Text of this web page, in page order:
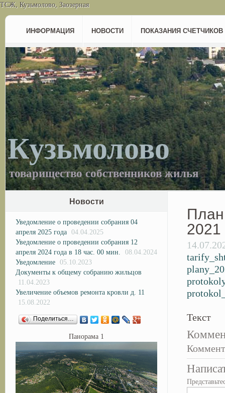
ТСЖ, Кузьмолово, Заозерная
ИНФОРМАЦИЯ НОВОСТИ ПОКАЗАНИЯ СЧЕТЧИКОВ
Кузьмолово
товарищество собственников жилья
2021
Текст
Новости
Уведомление о проведении собрания 04
апреля 2025 года 04.04.2025
Уведомление о проведении собрания 12
апреля 2024 года в 18 час. 00 мин.
08.04.2024
Уведомление 05.10.2023
Документы к общему собранию жильцов
11.04.2023
Увеличение объемов ремонта кровли д. 11
15.08.2022
Поделиться…
Панорама 1